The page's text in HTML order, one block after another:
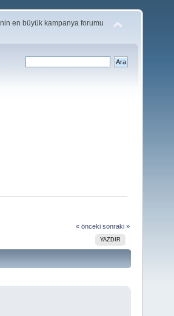
en büyük kampanya forumu
« önceki sonraki »
YAZDIR